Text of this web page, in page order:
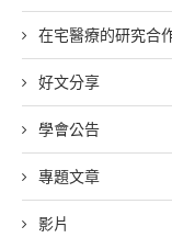
在宅醫療的研究合
好文分享
學會公告
專題文章
影片